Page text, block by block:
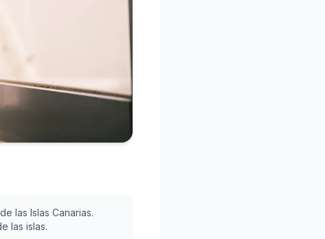
las Islas Canarias.
las islas.